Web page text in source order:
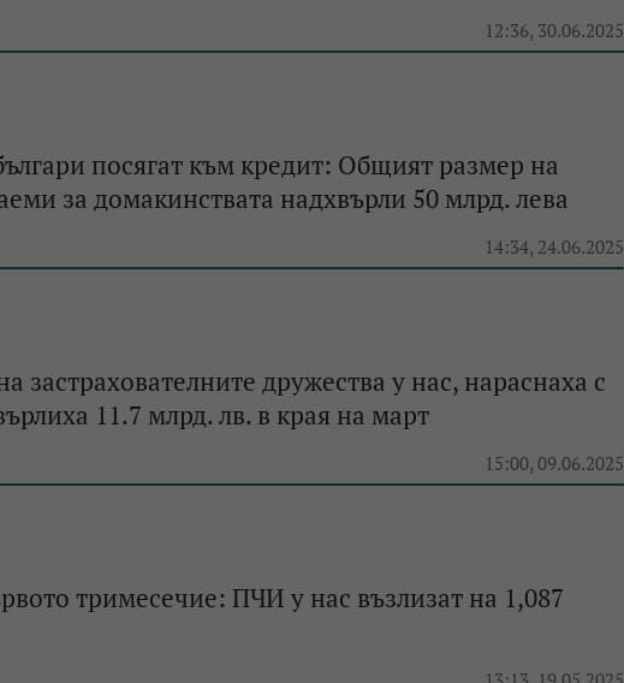
12:36, 30.06.2025
посягат към кредит: Общият размер на
за домакинствата надхвърли 50 млрд. лева
14:34, 24.06.2025
застрахователните дружества у нас, нараснаха с
11.7 млрд. лв. в края на март
15:00, 09.06.2025
тримесечие: ПЧИ у нас възлизат на 1,087